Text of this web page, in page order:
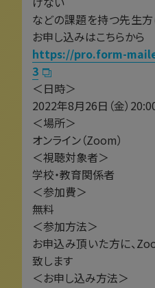
などの課題を持つ先生
お申し込みはこちらから
https://pro.form-
3
＜日時＞
2022年8月26日（金）
＜場所＞
オンライン（Zoom）
＜視聴対象者＞
学校・教育関係者
＜参加費＞
無料
＜参加方法＞
お申込み頂いた方に、
致します
＜お申し込み方法＞